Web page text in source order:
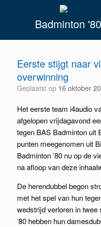
Badminton '80
Eerste stijgt naar
overwinning
Geplaatst op 16 oktober
Het eerste team i4audio
afgelopen vrijdagavond
tegen BAS Badminton uit
punten meegenomen uit
Badminton ’80 nu op de
na afloop van deze
De herendubbel begon
met het spel van hun
wedstrijd verloren in
’80 hebben hun